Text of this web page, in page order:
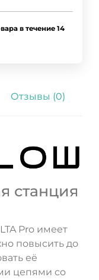
в течение 14
Отзывы (0)
станция
Pro имеет
повысить до
её
цепями со